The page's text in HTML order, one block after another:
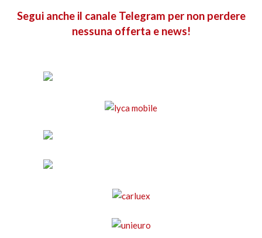
Segui anche il canale Telegram per non perdere
nessuna offerta e news!